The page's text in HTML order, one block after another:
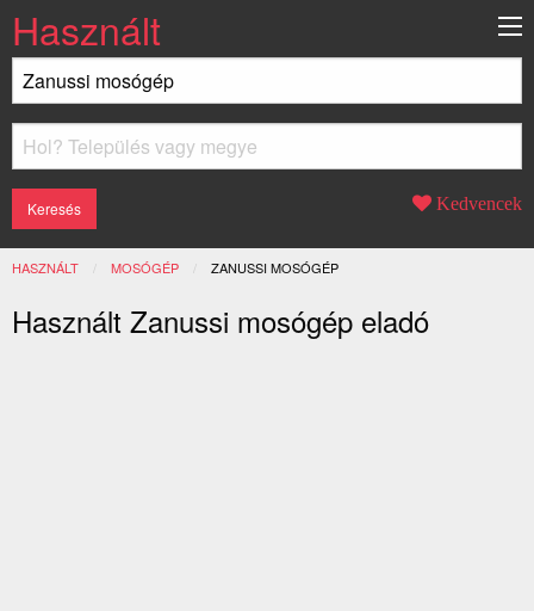
Használt
Kedvencek
HASZNÁLT MOSÓGÉP JELENLEGI:
ZANUSSI MOSÓGÉP
Használt Zanussi mosógép eladó